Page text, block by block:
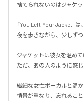
捨てられないのはジャケ
「You Left Your Jacket」
夜を歩きながら、少しず
ジャケットは彼女を温めて
ただ、あの人のように感じ
繊細な女性ボーカルと温
情景が重なり、忘れるこ